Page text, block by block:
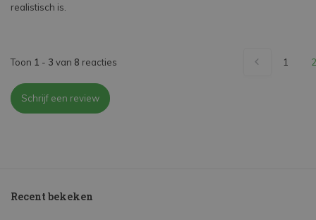
realistisch is.
Toon 1 - 3 van 8 reacties 1 2
Schrijf een review
Recent bekeken